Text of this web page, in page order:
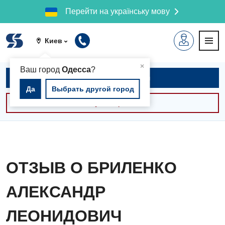
Перейти на українську мову
Киев
×
Ваш город Одесса?
Да Выбрать другой город
Записаться на приём
ОТЗЫВ О БРИЛЕНКО
АЛЕКСАНДР
ЛЕОНИДОВИЧ